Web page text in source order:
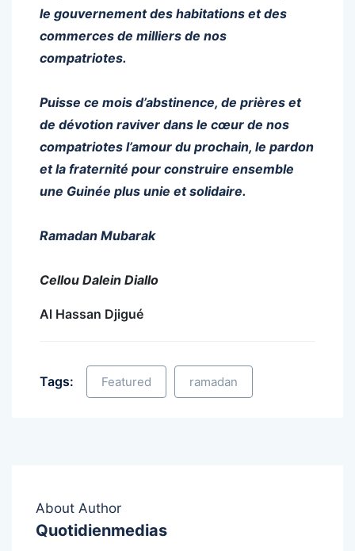
le gouvernement des habitations et des
commerces de milliers de nos
compatriotes.
Puisse ce mois d’abstinence, de prières et
de dévotion raviver dans le cœur de nos
compatriotes l’amour du prochain, le pardon
et la fraternité pour construire ensemble
une Guinée plus unie et solidaire.
Ramadan Mubarak
Cellou Dalein Diallo
Al Hassan Djigué
Tags: Featured ramadan
About Author
Quotidienmedias